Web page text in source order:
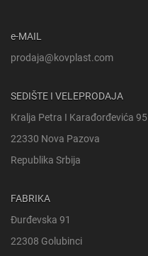
e-MAIL
prodaja@kovplast.com
SEDIŠTE I VELEPRODAJA
Kralja Petra I Karađorđevića 95
22330 Nova Pazova
Republika Srbija
FABRIKA
Đurđevska 91
22308 Golubinci